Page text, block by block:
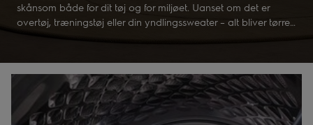
skånsom både for dit tøj og for miljøet. Uanset om det er
overtøj, træningstøj eller din yndlingssweater – alt bliver tørret
ved lav temperatur. Tekologien genbruger varmen for at